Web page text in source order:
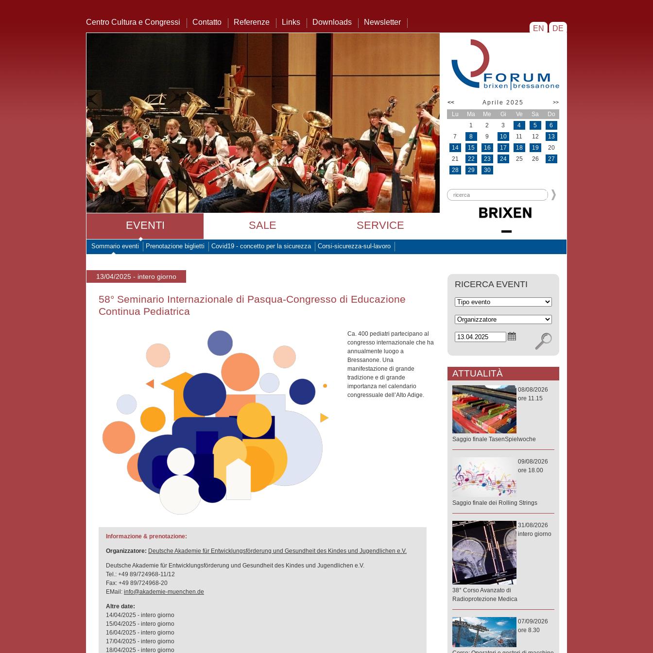
EN DE
Centro Cultura e Congressi Contatto Referenze Links Downloads Newsletter
EVENTI SALE SERVICE
<< Aprile 2025 >>
Lu Ma Me Gi Ve Sa
Do
1
2 3 4 5
6
7
8 9 10 11 12
13
14
15 16 17 18 19
20
21
22 23 24 25 26
27
28
29 30
Sommario eventi Prenotazione biglietti Covid19 - concetto per la sicurezza Corsi-sicurezza-sul-lavoro
13/04/2025 - intero giorno
58° Seminario Internazionale di Pasqua-Congresso di Educazione
Continua Pediatrica
Ca. 400 pediatri partecipano al
congresso internazionale che ha
annualmente luogo a
Bressanone. Una
manifestazione di grande
tradizione e di grande
importanza nel calendario
congressuale dell’Alto Adige.
Informazione & prenotazione:
Organizzatore: Deutsche Akademie für Entwicklungsförderung und Gesundheit des Kindes und Jugendlichen e.V.
Deutsche Akademie für Entwicklungsförderung und Gesundheit des Kindes und Jugendlichen e.V.
Tel.: +49 89/724968-11/12
Fax: +49 89/724968-20
EMail: info@akademie-muenchen.de
Altre date:
14/04/2025 - intero giorno
15/04/2025 - intero giorno
16/04/2025 - intero giorno
17/04/2025 - intero giorno
18/04/2025 - intero giorno
RICERCA EVENTI
ATTUALITÀ
08/08/2026
ore 11.15
Saggio finale TasenSpielwoche
09/08/2026
ore 18.00
Saggio finale dei Rolling Strings
31/08/2026
intero giorno
38° Corso Avanzato di
Radioprotezione Medica
07/09/2026
ore 8.30